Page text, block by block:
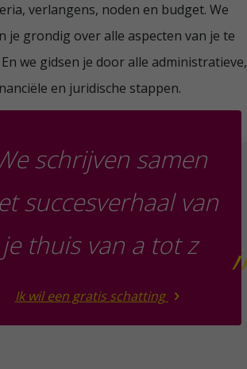
verlangens, noden en budget. We
je grondig over alle aspecten van je te
we gidsen je door alle administratieve,
en juridische stappen.
schrijven samen
succesverhaal van
je thuis van a tot z
”
Ik wil een gratis schatting